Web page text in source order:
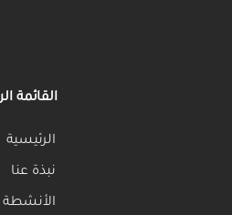
القائمة
الرئيسية
نبذة عنا
الأنشطة